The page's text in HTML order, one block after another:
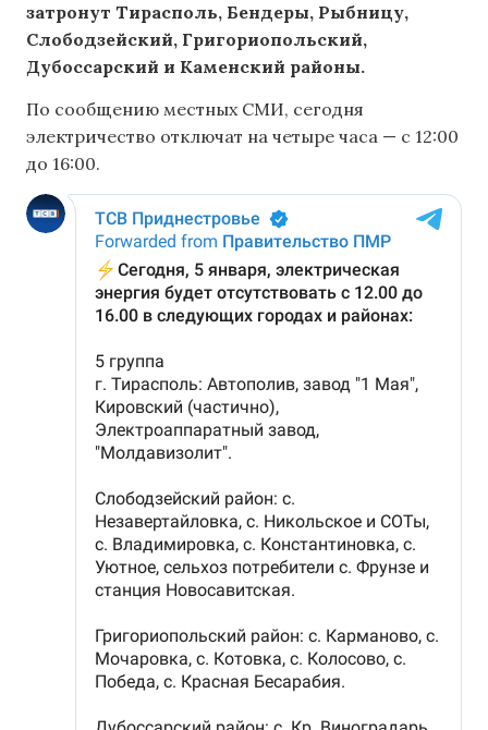
затронут Тирасполь, Бендеры, Рыбницу,
Слободзейский, Григориопольский,
Дубоссарский и Каменский районы.
По сообщению местных СМИ, сегодня
электричество отключат на четыре часа — с 12:00
до 16:00.